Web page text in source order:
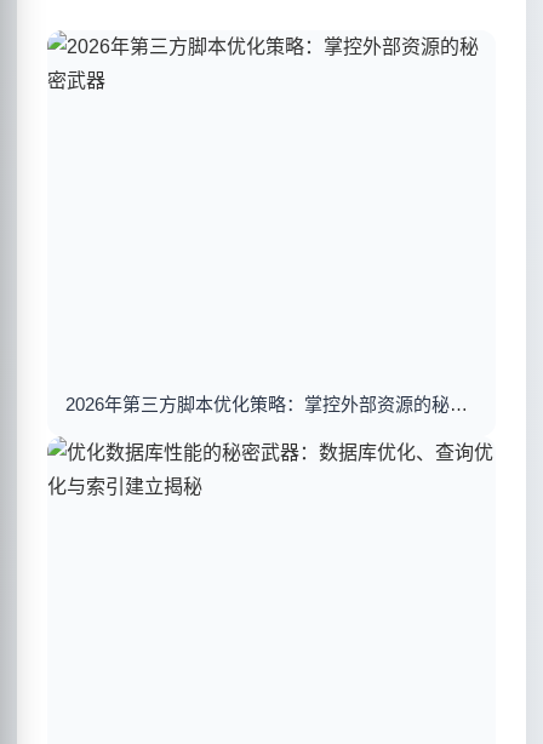
2026年第三方脚本优化策略：掌控外部资源的秘密武器